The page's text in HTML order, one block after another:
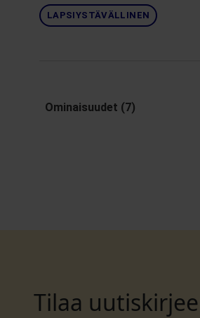
LAPSIYSTÄVÄLLINEN
Ominaisuudet (7)
Tilaa